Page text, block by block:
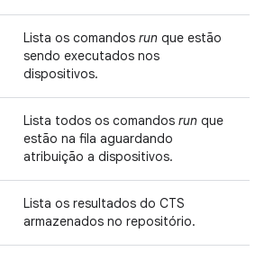
Lista os comandos run que estão
sendo executados nos
dispositivos.
Lista todos os comandos run que
estão na fila aguardando
atribuição a dispositivos.
Lista os resultados do CTS
armazenados no repositório.